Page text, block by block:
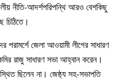
নীতি-আদর্শপরিপন্থি আরও বেশকিছু
চিঠিতে।
পরামর্শে জেলা আওয়ামী লীগের সাধারণ
রাজু সাধারণ সভা আহ্বান করেন।
ছিলেন না। জেষ্ঠ্য সহ-সভাপতি